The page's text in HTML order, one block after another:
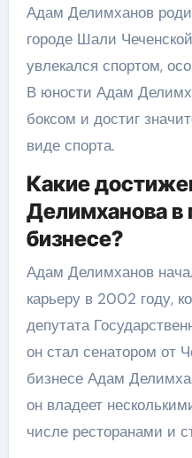
Адам Делимханов
городе Шали
увлекался спортом,
В юности Адам
боксом и достиг
виде спорта.
Какие
Делимханова в
бизнесе?
Адам Делимханов
карьеру в 2002 году,
депутата
он стал сенатором от
бизнесе Адам
он владеет
числе ресторанами и